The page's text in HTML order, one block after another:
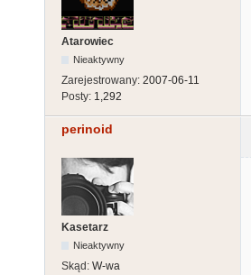
Atarowiec
Nieaktywny
Zarejestrowany: 2007-06-11
Posty: 1,292
perinoid
Kasetarz
Nieaktywny
Skąd: W-wa